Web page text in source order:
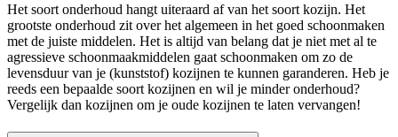
Het soort onderhoud hangt uiteraard af van het soort kozijn. Het
grootste onderhoud zit over het algemeen in het goed schoonmaken
met de juiste middelen. Het is altijd van belang dat je niet met al te
agressieve schoonmaakmiddelen gaat schoonmaken om zo de
levensduur van je (kunststof) kozijnen te kunnen garanderen. Heb je
reeds een bepaalde soort kozijnen en wil je minder onderhoud?
Vergelijk dan kozijnen om je oude kozijnen te laten vervangen!